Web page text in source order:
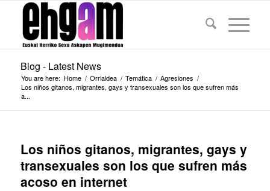
Blog - Latest News
You are here: Home / Orrialdea / Temática / Agresiones /
Los niños gitanos, migrantes, gays y transexuales son los que sufren más
a...
Los niños gitanos, migrantes, gays y
transexuales son los que sufren más
acoso en internet